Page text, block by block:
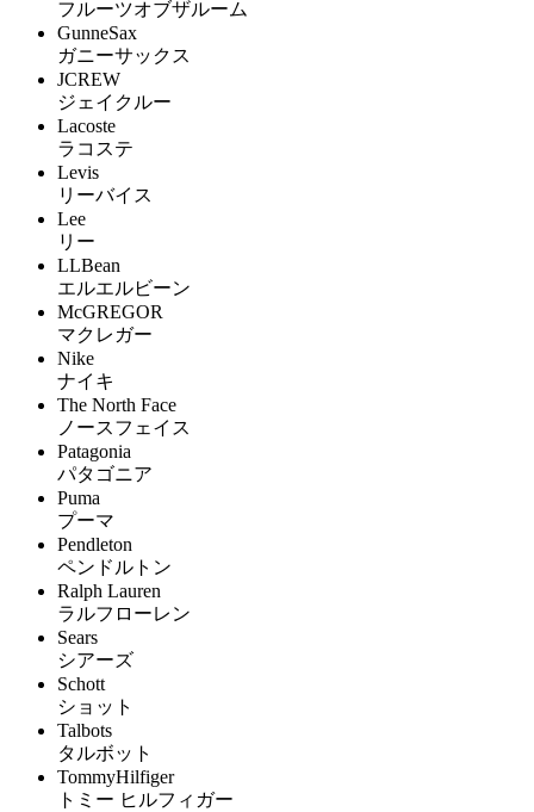
フルーツオブザルーム
GunneSax
ガニーサックス
JCREW
ジェイクルー
Lacoste
ラコステ
Levis
リーバイス
Lee
リー
LLBean
エルエルビーン
McGREGOR
マクレガー
Nike
ナイキ
The North Face
ノースフェイス
Patagonia
パタゴニア
Puma
プーマ
Pendleton
ペンドルトン
Ralph Lauren
ラルフローレン
Sears
シアーズ
Schott
ショット
Talbots
タルボット
TommyHilfiger
トミー ヒルフィガー